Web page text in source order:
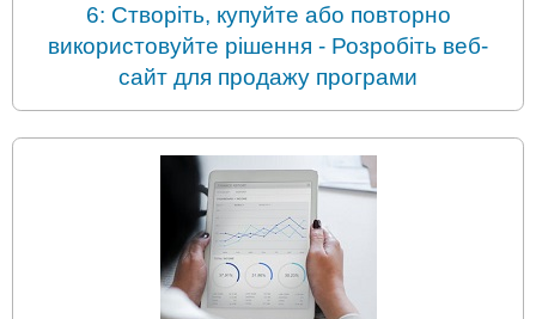
6: Створіть, купуйте або повторно
використовуйте рішення - Розробіть веб-
сайт для продажу програми